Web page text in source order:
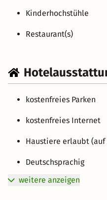
Kinderhochstühle
Restaurant(s)
kostenfreies Parken
kostenfreies Internet
Haustiere erlaubt (auf
Deutschsprachig
weitere anzeigen